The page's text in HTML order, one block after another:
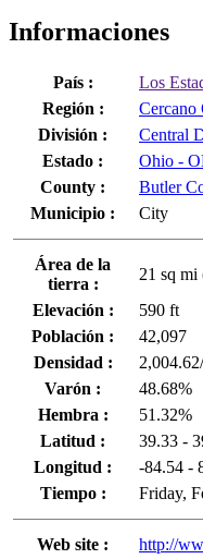
Informaciones
País :
Los
Región :
Cercano
División :
Central
Estado :
Ohio -
County :
Butler
Municipio :
City
Área de la
tierra :
21 sq mi
Elevación :
590 ft
Población :
42,097
Densidad :
Varón :
48.68%
Hembra :
51.32%
Latitud :
39.33 -
Longitud :
-84.54 -
Tiempo :
Friday,
Web site :
http://